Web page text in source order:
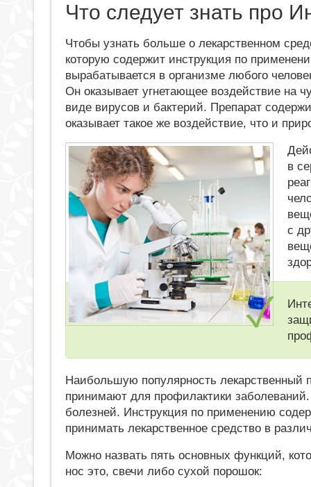
Что следует знать про
Чтобы узнать больше о лекарственном
которую содержит инструкция по
вырабатывается в организме любого
Он оказывает угнетающее воздействие на
виде вирусов и бактерий. Препарат
оказывает такое же воздействие, что и
в
с
Наибольшую популярность лекарственный
принимают для профилактики
болезней. Инструкция по применению
принимать лекарственное средство в
Можно назвать пять основных функций,
нос это, свечи либо сухой порошок: